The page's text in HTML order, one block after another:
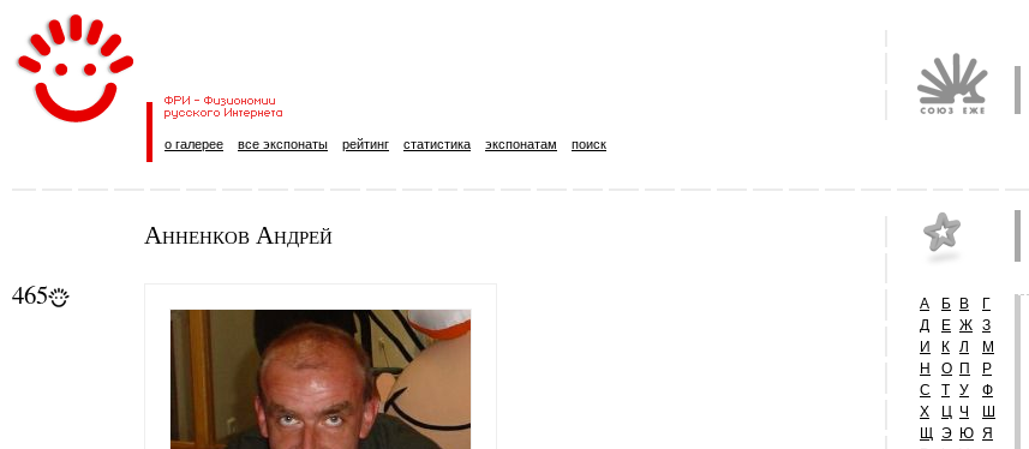
о галерее все экспонаты рейтинг статистика экспонатам поиск
Анненков Андрей
465
А Б В
Г
Д
Е Ж З
И
К Л
М
Н
О П
Р
С
Т У
Ф
Х
Ц Ч
Ш
Щ Э Ю Я